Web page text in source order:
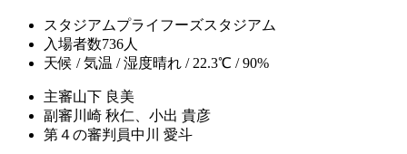
スタジアムプライフーズスタジアム
入場者数736人
天候 / 気温 / 湿度晴れ / 22.3℃ / 90%
主審山下 良美
副審 川崎 秋仁、小出 貴彦
第４の審判員中川 愛斗